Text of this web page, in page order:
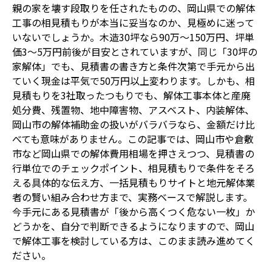
親の家を壊す段取りを任されたものの、岡山県での解体
工事の相見積もりが本当に妥当なのか、見極めに迷って
いないでしょうか。木造30坪なら90万〜150万円、坪単
価3〜5万円前後が目安とされていますが、同じ「30坪の
家解体」でも、見積書の書き方と条件次第で手元から出
ていく現金は平気で50万円以上変わります。しかも、相
見積もりを3社取ったつもりでも、解体工事本体と産廃
処分費、残置物、地中障害物、アスベスト、内装解体、
岡山市の解体補助金の扱いがバラバラなら、金額だけ比
べても意味がありません。この記事では、岡山市や倉敷
市など岡山県での解体費用相場を押さえつつ、見積書の
行単位でのチェックポイント、相見積もりで条件をそろ
える具体的な伝え方、一括見積もりサイトと地元解体業
者の賢い組み合わせ方まで、実務ベースで解説します。
今手元にある見積書が「後から高くつく危ない一枚」か
どうかを、自分で判断できるようになりますので、岡山
で解体工事を検討している方は、このまま読み進めてく
ださい。